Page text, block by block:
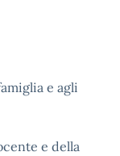
e agli
e della